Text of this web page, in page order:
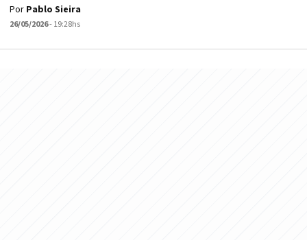
Por Pablo Sieira
26/05/2026- 19:28hs